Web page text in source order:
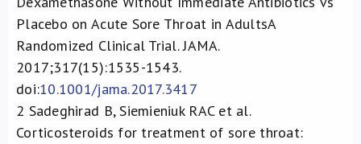
Placebo on Acute Sore Throat in AdultsA
Randomized Clinical Trial. JAMA.
2017;317(15):1535-1543.
doi:10.1001/jama.2017.3417
2 Sadeghirad B, Siemieniuk RAC et al.
Corticosteroids for treatment of sore throat: